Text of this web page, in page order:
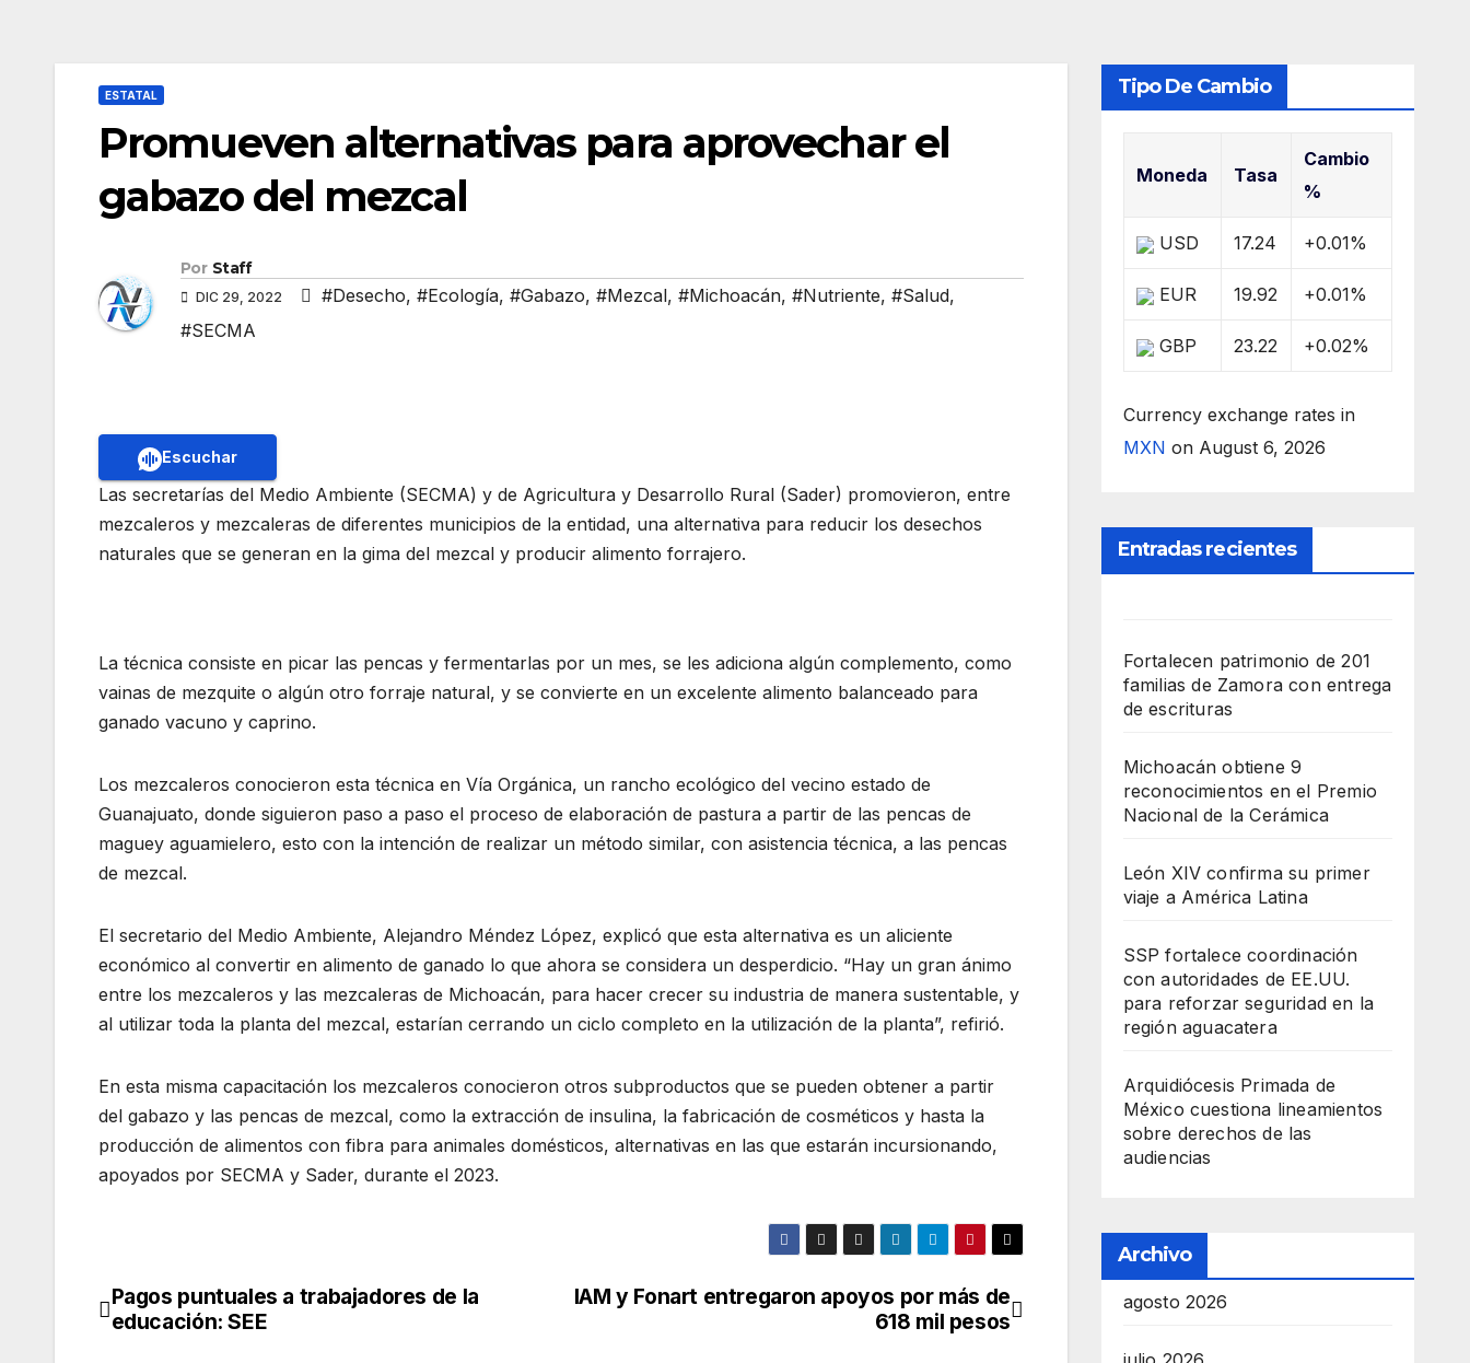
ESTATAL
Promueven alternativas para aprovechar el
gabazo del mezcal
Por Staff
DIC 29, 2022 #Desecho, #Ecología, #Gabazo, #Mezcal, #Michoacán, #Nutriente, #Salud,
#SECMA
Escuchar
Las secretarías del Medio Ambiente (SECMA) y de Agricultura y Desarrollo Rural (Sader) promovieron, entre
mezcaleros y mezcaleras de diferentes municipios de la entidad, una alternativa para reducir los desechos
naturales que se generan en la gima del mezcal y producir alimento forrajero.
La técnica consiste en picar las pencas y fermentarlas por un mes, se les adiciona algún complemento, como
vainas de mezquite o algún otro forraje natural, y se convierte en un excelente alimento balanceado para
ganado vacuno y caprino.
Los mezcaleros conocieron esta técnica en Vía Orgánica, un rancho ecológico del vecino estado de
Guanajuato, donde siguieron paso a paso el proceso de elaboración de pastura a partir de las pencas de
maguey aguamielero, esto con la intención de realizar un método similar, con asistencia técnica, a las pencas
de mezcal.
El secretario del Medio Ambiente, Alejandro Méndez López, explicó que esta alternativa es un aliciente
económico al convertir en alimento de ganado lo que ahora se considera un desperdicio. “Hay un gran ánimo
entre los mezcaleros y las mezcaleras de Michoacán, para hacer crecer su industria de manera sustentable, y
al utilizar toda la planta del mezcal, estarían cerrando un ciclo completo en la utilización de la planta”, refirió.
En esta misma capacitación los mezcaleros conocieron otros subproductos que se pueden obtener a partir
del gabazo y las pencas de mezcal, como la extracción de insulina, la fabricación de cosméticos y hasta la
producción de alimentos con fibra para animales domésticos, alternativas en las que estarán incursionando,
apoyados por SECMA y Sader, durante el 2023.
Navegación
IAM y Fonart entregaron apoyos por más de
618 mil pesos
Pagos puntuales a trabajadores de la
educación: SEE
Tipo De Cambio
Moneda Tasa
Cambio
%
USD 17.24 +0.01%
EUR 19.92 +0.01%
GBP 23.22 +0.02%
Currency exchange rates in
MXN on August 6, 2026
Entradas recientes
Fortalecen patrimonio de 201
familias de Zamora con entrega
de escrituras
Michoacán obtiene 9
reconocimientos en el Premio
Nacional de la Cerámica
León XIV confirma su primer
viaje a América Latina
SSP fortalece coordinación
con autoridades de EE.UU.
para reforzar seguridad en la
región aguacatera
Arquidiócesis Primada de
México cuestiona lineamientos
sobre derechos de las
audiencias
Archivo
agosto 2026